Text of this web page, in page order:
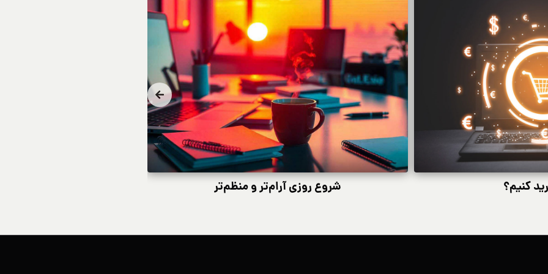
کنیم؟ شروع روزی آرام‌تر و منظم‌تر